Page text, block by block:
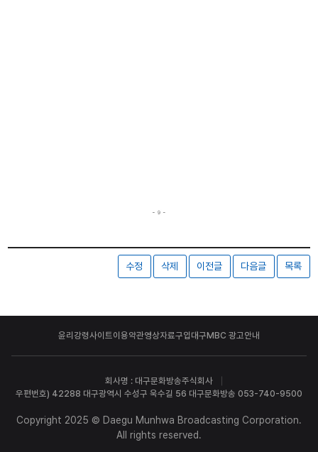
수정 삭제 이전글 다음글 목록
윤리강령사이트이용약관영상자료구입 대구MBC 광고안내
회사명 : 대구문화방송주식회사
우편번호) 42288 대구광역시 수성구 욱수길 56 대구문화방송 053-740-9500
Copyright 2025 © Daegu Munhwa Broadcasting Corporation.
All rights reserved.